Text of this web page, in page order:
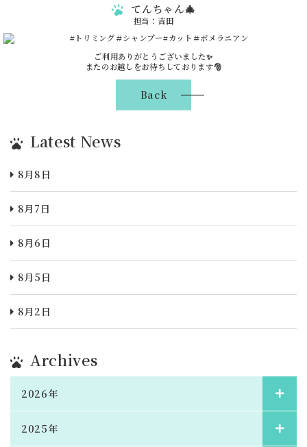
てんちゃん🎄
担当：吉田
ご利用ありがとうございました✨
またのお越しをお待ちしております🎅
Back
Latest News
8月8日
8月7日
8月6日
8月5日
8月2日
Archives
2026年
2025年